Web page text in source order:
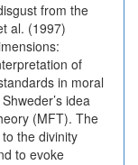
from the
al. (1997)
of
in moral
idea
(MFT). The
the divinity
to evoke